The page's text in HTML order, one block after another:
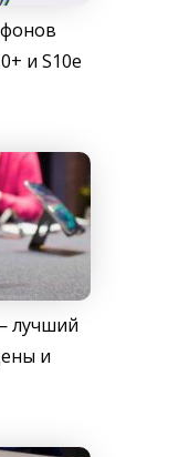
и S10e
лучший
и